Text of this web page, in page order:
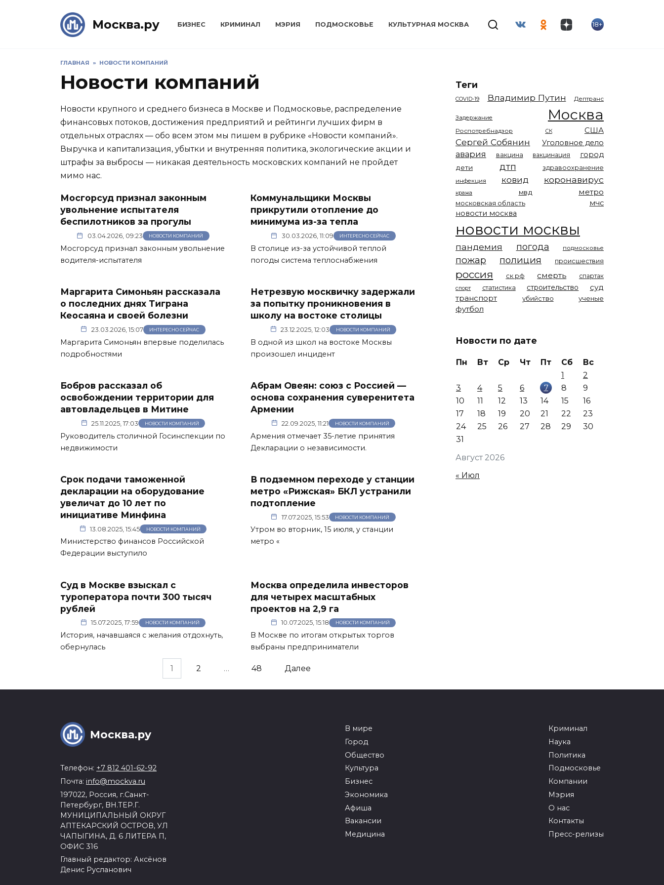
Москва.ру БИЗНЕС КРИМИНАЛ МЭРИЯ ПОДМОСКОВЬЕ КУЛЬТУРНАЯ МОСКВА 18+
ГЛАВНАЯ » НОВОСТИ КОМПАНИЙ
Новости компаний
Новости крупного и среднего бизнеса в Москве и Подмосковье, распределение
финансовых потоков, достижения предприятий и рейтинги лучших фирм в
отдельных отраслях — обо всем этом мы пишем в рубрике «Новости компаний».
Выручка и капитализация, убытки и внутренняя политика, экологические акции и
штрафы за выбросы — никакая деятельность московских компаний не пройдет
мимо нас.
Мосгорсуд признал законным
увольнение испытателя
беспилотников за прогулы
03.04.2026, 09:23 НОВОСТИ КОМПАНИЙ
Мосгорсуд признал законным увольнение
водителя-испытателя
Коммунальщики Москвы
прикрутили отопление до
минимума из-за тепла
30.03.2026, 11:09 ИНТЕРЕСНО СЕЙЧАС
В столице из-за устойчивой теплой
погоды система теплоснабжения
Маргарита Симоньян рассказала
о последних днях Тиграна
Кеосаяна и своей болезни
23.03.2026, 15:07 ИНТЕРЕСНО СЕЙЧАС
Маргарита Симоньян впервые поделилась
подробностями
Нетрезвую москвичку задержали
за попытку проникновения в
школу на востоке столицы
23.12.2025, 12:03 НОВОСТИ КОМПАНИЙ
В одной из школ на востоке Москвы
произошел инцидент
Бобров рассказал об
освобождении территории для
автовладельцев в Митине
25.11.2025, 17:03 НОВОСТИ КОМПАНИЙ
Руководитель столичной Госинспекции по
недвижимости
Абрам Овеян: союз с Россией —
основа сохранения суверенитета
Армении
22.09.2025, 11:21 НОВОСТИ КОМПАНИЙ
Армения отмечает 35-летие принятия
Декларации о независимости.
Срок подачи таможенной
декларации на оборудование
увеличат до 10 лет по
инициативе Минфина
13.08.2025, 15:45 НОВОСТИ КОМПАНИЙ
Министерство финансов Российской
Федерации выступило
В подземном переходе у станции
метро «Рижская» БКЛ устранили
подтопление
17.07.2025, 15:53 НОВОСТИ КОМПАНИЙ
Утром во вторник, 15 июля, у станции
метро «
Суд в Москве взыскал с
туроператора почти 300 тысяч
рублей
15.07.2025, 17:59 НОВОСТИ КОМПАНИЙ
История, начавшаяся с желания отдохнуть,
обернулась
Москва определила инвесторов
для четырех масштабных
проектов на 2,9 га
10.07.2025, 15:18 НОВОСТИ КОМПАНИЙ
В Москве по итогам открытых торгов
выбраны предприниматели
1 2 … 48 Далее
Теги
COVID-19 Владимир Путин Дептранс
Задержание Москва
Роспотребнадзор СК США
Сергей Собянин Уголовное дело
авария вакцина вакцинация город
дети дтп здравоохранение
инфекция ковид коронавирус
кража мвд метро
московская область
мчс
новости москва
новости москвы
пандемия погода подмосковье
пожар полиция происшествия
россия ск рф смерть спартак
спорт статистика строительство
суд
транспорт
убийство ученые
футбол
Новости по дате
Август 2026
Пн Вт Ср Чт Пт Сб
Вс
1
2
3
4 5 6 7 8
9
10
11 12 13 14 15
16
17
18 19 20 21 22
23
24
25 26 27 28 29
30
31
« Июл
Москва.ру
Телефон: +7 812 401-62-92
Почта: info@mockva.ru
197022, Россия, г.Санкт-
Петербург, ВН.ТЕР.Г.
МУНИЦИПАЛЬНЫЙ ОКРУГ
АПТЕКАРСКИЙ ОСТРОВ, УЛ
ЧАПЫГИНА, Д. 6 ЛИТЕРА П,
ОФИС 316
Главный редактор: Аксёнов
Денис Русланович
В мире
Город
Общество
Культура
Бизнес
Экономика
Афиша
Вакансии
Медицина
Криминал
Наука
Политика
Подмосковье
Компании
Мэрия
О нас
Контакты
Пресс-релизы